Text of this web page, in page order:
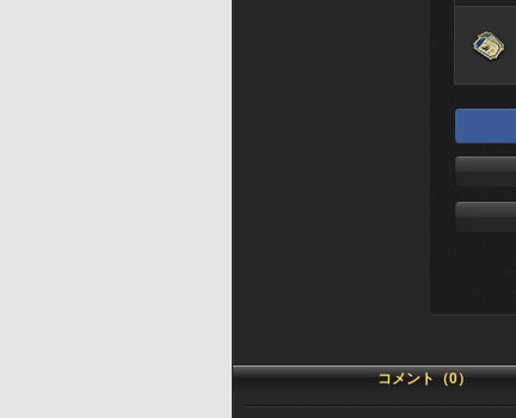
コメント（0）